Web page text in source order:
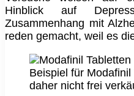
Hinblick auf
Zusammenhang mit
reden gemacht, weil es
Beispiel für
daher nicht frei